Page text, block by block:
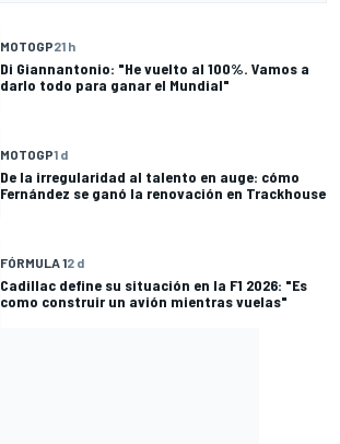
MOTOGP21 h
Di Giannantonio: "He vuelto al 100%. Vamos a
darlo todo para ganar el Mundial"
MOTOGP1 d
De la irregularidad al talento en auge: cómo
Fernández se ganó la renovación en Trackhouse
FÓRMULA 12 d
Cadillac define su situación en la F1 2026: "Es
como construir un avión mientras vuelas"